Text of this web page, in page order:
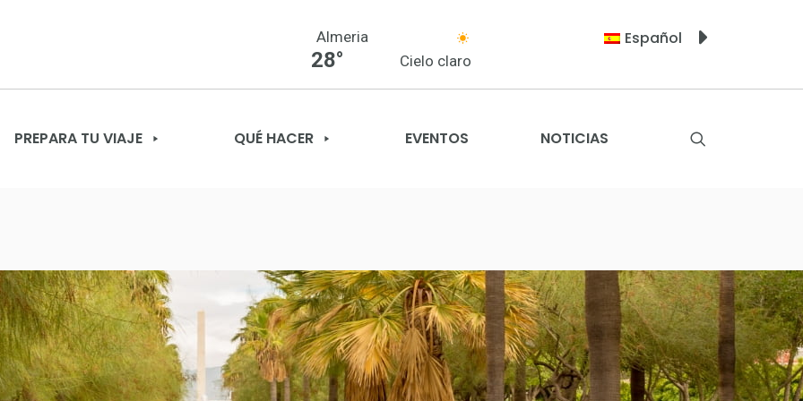
Almeria
28° Cielo claro
Español
PREPARA TU VIAJE QUÉ HACER EVENTOS NOTICIAS